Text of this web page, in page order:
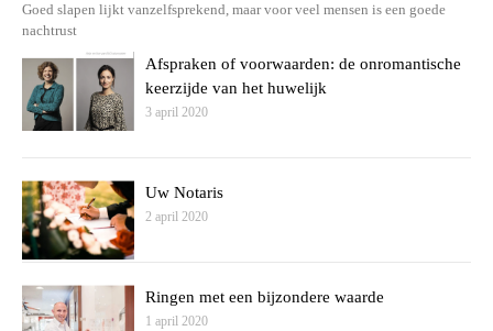
Goed slapen lijkt vanzelfsprekend, maar voor veel mensen is een goede
nachtrust
Afspraken of voorwaarden: de onromantische
keerzijde van het huwelijk
3 april 2020
Uw Notaris
2 april 2020
Ringen met een bijzondere waarde
1 april 2020